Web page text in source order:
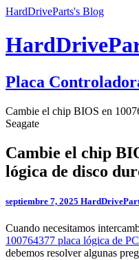
HardDriveParts's Blog
Placa
Cambie el chip BIOS en
Seagate
Cambie el chip
lógica de disco
septiembre 7, 2025
Cuando necesitamos
100764377 placa lógica de
debemos resolver algunas